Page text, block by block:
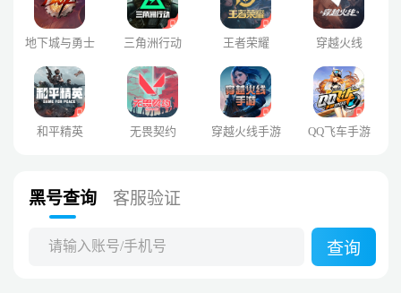
地下城与勇士 三角洲行动 王者荣耀 穿越火线
和平精英 无畏契约 穿越火线手游 QQ飞车手游
黑号查询 客服验证
请输入账号/手机号 查询